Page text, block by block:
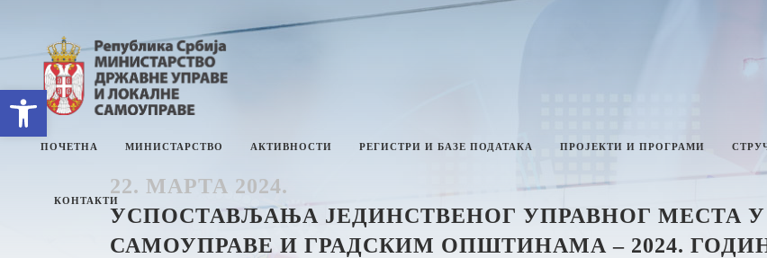
Open toolbar
ПОЧЕТНА МИНИСТАРСТВО
О МИНИСТАРСТВУ ЕТИКА И ИНТЕГРИТЕТ
АКТИВНОСТИ РЕГИСТРИ И БАЗЕ ПОДАТАКА ПРОЈЕКТИ И ПРОГРАМИ
КОНТАКТИ
22. МАРТА 2024.
УСПОСТАВЉАЊА ЈЕДИНСТВЕНОГ УПРАВНОГ МЕСТА
САМОУПРАВЕ И ГРАДСКИМ ОПШТИНАМА – 2024.